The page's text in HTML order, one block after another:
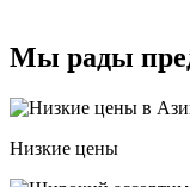
Мы рады
Низкие цены